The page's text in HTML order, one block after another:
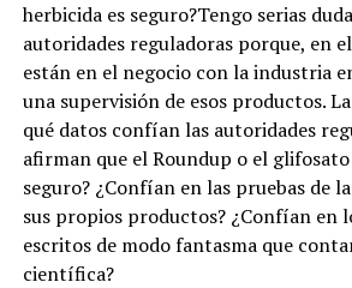
herbicida es seguro?Tengo serias
autoridades reguladoras porque, en
están en el negocio con la industria
una supervisión de esos productos.
qué datos confían las autoridades
afirman que el Roundup o el
seguro? ¿Confían en las pruebas de
sus propios productos? ¿Confían en
escritos de modo fantasma que
científica?